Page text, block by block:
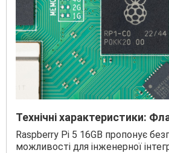
Технічні характеристики:
Raspberry Pi 5 16GB пропонує
можливості для інженерної